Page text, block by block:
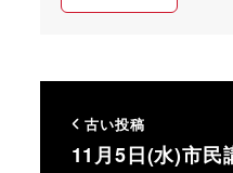
古い投稿
11月5日(水)市民